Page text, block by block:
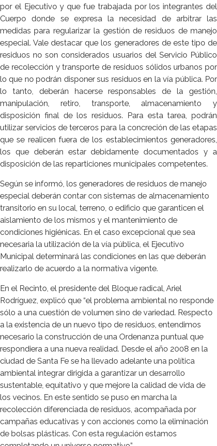
por el Ejecutivo y que fue trabajada por los integrantes del
Cuerpo donde se expresa la necesidad de arbitrar las
medidas para regularizar la gestión de residuos de manejo
especial. Vale destacar que los generadores de este tipo de
residuos no son considerados usuarios del Servicio Público
de recolección y transporte de residuos sólidos urbanos por
lo que no podrán disponer sus residuos en la vía pública. Por
lo tanto, deberán hacerse responsables de la gestión,
manipulación, retiro, transporte, almacenamiento y
disposición final de los residuos. Para esta tarea, podrán
utilizar servicios de terceros para la concreción de las etapas
que se realicen fuera de los establecimientos generadores,
los que deberán estar debidamente documentados y a
disposición de las reparticiones municipales competentes.
Según se informó, los generadores de residuos de manejo
especial deberán contar con sistemas de almacenamiento
transitorio en su local, terreno, o edificio que garanticen el
aislamiento de los mismos y el mantenimiento de
condiciones higiénicas. En el caso excepcional que sea
necesaria la utilización de la vía pública, el Ejecutivo
Municipal determinará las condiciones en las que deberán
realizarlo de acuerdo a la normativa vigente.
En el Recinto, el presidente del Bloque radical, Ariel
Rodríguez, explicó que “el problema ambiental no responde
sólo a una cuestión de volumen sino de variedad. Respecto
a la existencia de un nuevo tipo de residuos, entendimos
necesario la construcción de una Ordenanza puntual que
respondiera a una nueva realidad. Desde el año 2008 en la
ciudad de Santa Fe se ha llevado adelante una política
ambiental integrar dirigida a garantizar un desarrollo
sustentable, equitativo y que mejore la calidad de vida de
los vecinos. En este sentido se puso en marcha la
recolección diferenciada de residuos, acompañada por
campañas educativas y con acciones como la eliminación
de bolsas plásticas. Con esta regulación estamos